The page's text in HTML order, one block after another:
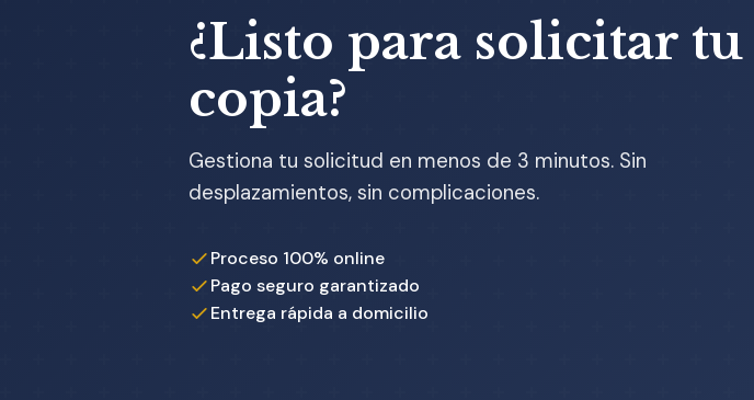
¿Listo para solicitar tu
copia?
Gestiona tu solicitud en menos de 3 minutos. Sin
desplazamientos, sin complicaciones.
Proceso 100% online
Pago seguro garantizado
Entrega rápida a domicilio